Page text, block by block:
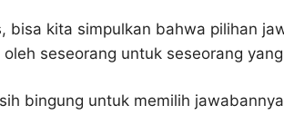
bisa kita simpulkan bahwa pilihan
seseorang untuk seseorang
bingung untuk memilih